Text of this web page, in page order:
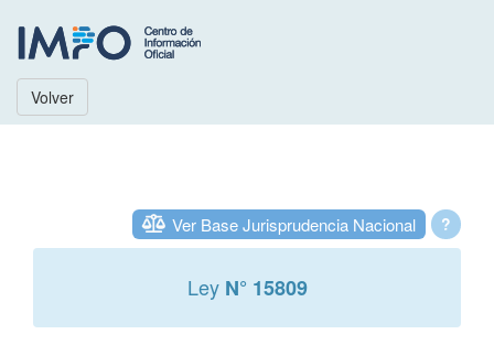
Volver
?
Ver Base Jurisprudencia Nacional
Ley N° 15809